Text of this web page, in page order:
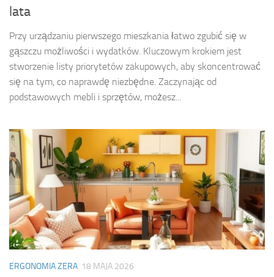
lata
Przy urządzaniu pierwszego mieszkania łatwo zgubić się w
gąszczu możliwości i wydatków. Kluczowym krokiem jest
stworzenie listy priorytetów zakupowych, aby skoncentrować
się na tym, co naprawdę niezbędne. Zaczynając od
podstawowych mebli i sprzętów, możesz...
ERGONOMIA ZERA 18 MAJA 2026